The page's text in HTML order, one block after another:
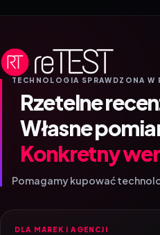
TECHNOLOGIA SPRAWDZONA W
Rzetelne
Własne
Konkretny
Pomagamy kupować
DLA MAREK I AGENCJI